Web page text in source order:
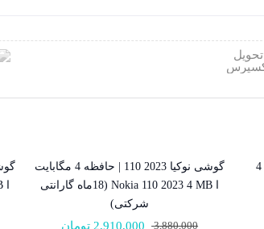
128
رم
Nokia
گوشی سامسونگ B310E | حافظه 4
گوشی نوکیا 2023 110 | حافظه 4 مگابایت
ا Nokia 110 2023 4 MB (18ماه گارانتی
شرکتی)
3,880,000
2,910,000 تومان